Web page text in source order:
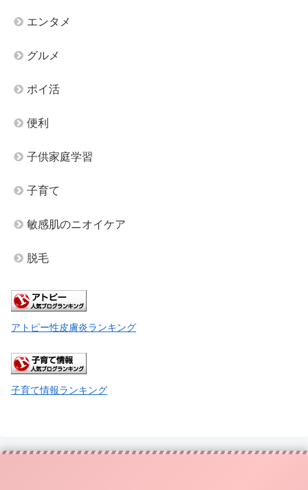
エンタメ
グルメ
ポイ活
便利
子供家庭学習
子育て
敏感肌のニオイケア
脱毛
アトピー性皮膚炎ランキング
子育て情報ランキング